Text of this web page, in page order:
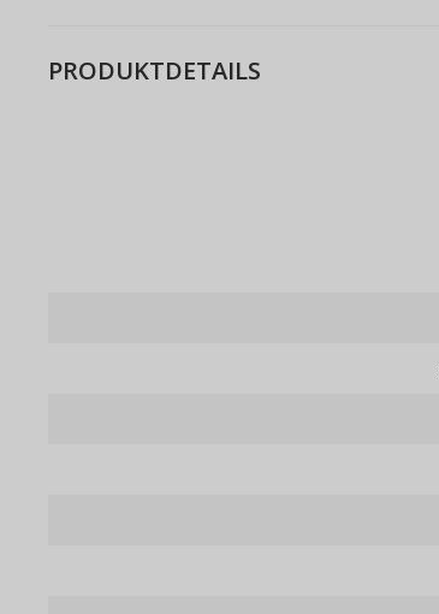
PRODUKTDETAILS